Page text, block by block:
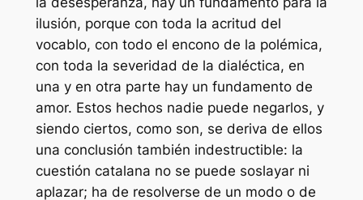
ilusión, porque con toda la acritud del
vocablo, con todo el encono de la polémica,
con toda la severidad de la dialéctica, en
una y en otra parte hay un fundamento de
amor. Estos hechos nadie puede negarlos, y
siendo ciertos, como son, se deriva de ellos
una conclusión también indestructible: la
cuestión catalana no se puede soslayar ni
aplazar; ha de resolverse de un modo o de